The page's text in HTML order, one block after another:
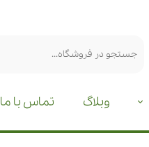
وبلاگ تماس با ما